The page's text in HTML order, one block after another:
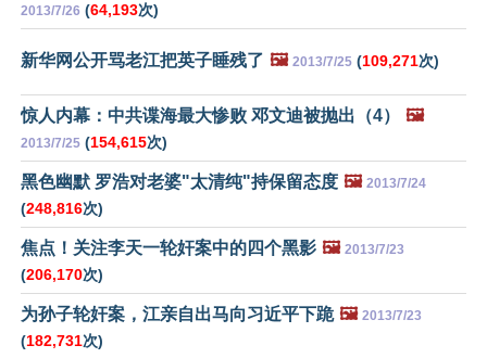
2013/7/26 (64,193次)
新华网公开骂老江把英子睡残了 🖼️ 2013/7/25 (109,271次)
惊人内幕：中共谍海最大惨败 邓文迪被抛出（4） 🖼️
2013/7/25 (154,615次)
黑色幽默 罗浩对老婆"太清纯"持保留态度 🖼️ 2013/7/24
(248,816次)
焦点！关注李天一轮奸案中的四个黑影 🖼️ 2013/7/23
(206,170次)
为孙子轮奸案，江亲自出马向习近平下跪 🖼️ 2013/7/23
(182,731次)